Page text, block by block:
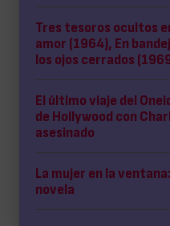
Tres tesoros ocultos
amor (1964), En
los ojos cerrados
El último viaje del
de Hollywood con
asesinado
La mujer en la
novela